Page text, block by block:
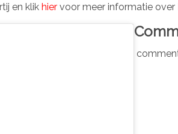
en klik hier voor meer informatie over